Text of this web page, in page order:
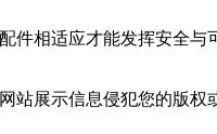
件相适应才能发挥安全与
站展示信息侵犯您的版